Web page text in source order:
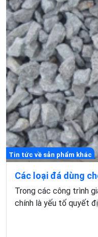
Tin tức về sản phẩm khác
Các loại đá dùng
Trong các công trình
chính là yếu tố quyết